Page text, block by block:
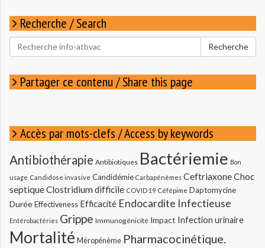
Recherche / Search
Rechercher
pour
Recherche
Partager ce contenu / Share this page
Accès par mots-clefs / Access by keywords
Antibiothérapie Antibiotiques Bactériemie Bon
usage Candidose invasive Candidémie Carbapénèmes CeftriaxoneChoc
septiqueClostridium difficile COVID 19 Céfépime Daptomycine
Durée Effectiveness Efficacité Endocardite Infectieuse
Entérobactéries Grippe Immunogénicité Impact Infection urinaire
Mortalité Méropénème Pharmacocinétique.